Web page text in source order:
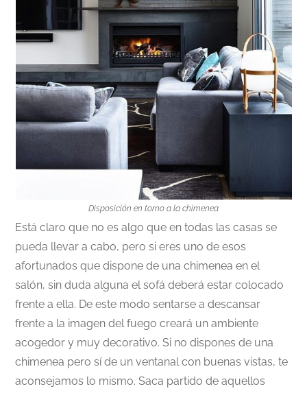
Disposición en torno a la chimenea
Está claro que no es algo que en todas las casas se
pueda llevar a cabo, pero si eres uno de esos
afortunados que dispone de una chimenea en el
salón, sin duda alguna el sofá deberá estar colocado
frente a ella. De este modo sentarse a descansar
frente a la imagen del fuego creará un ambiente
acogedor y muy decorativo. Si no dispones de una
chimenea pero sí de un ventanal con buenas vistas, te
aconsejamos lo mismo. Saca partido de aquellos